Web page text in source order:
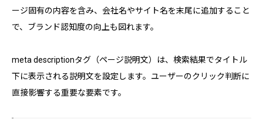
ージ固有の内容を含み、会社名やサイト名を末尾に追加すること
で、ブランド認知度の向上も図れます。
meta descriptionタグ（ページ説明文）は、検索結果でタイトル
下に表示される説明文を設定します。ユーザーのクリック判断に
直接影響する重要な要素です。